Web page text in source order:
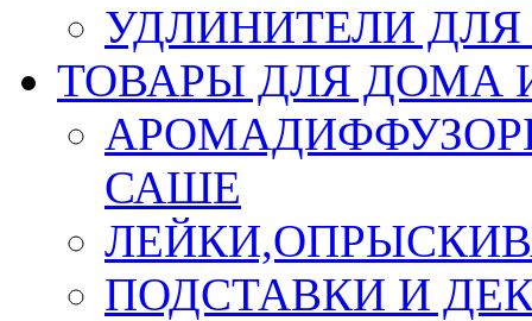
УДЛИНИТЕЛИ
ТОВАРЫ ДЛЯ ДОМА
САШЕ
ПОДСТАВКИ И